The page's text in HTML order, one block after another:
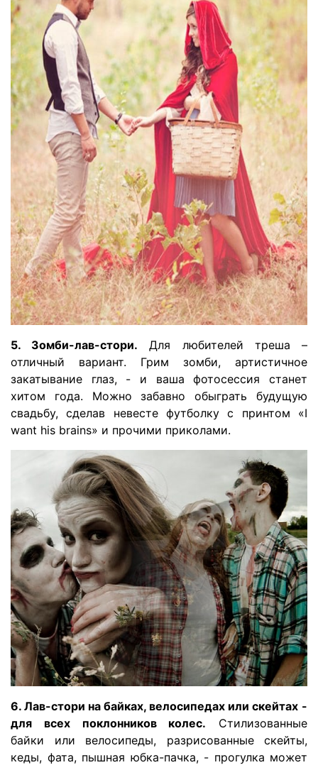
5. Зомби-лав-стори. Для любителей треша –
отличный вариант. Грим зомби, артистичное
закатывание глаз, - и ваша фотосессия станет
хитом года. Можно забавно обыграть будущую
свадьбу, сделав невесте футболку с принтом «I
want his brains» и прочими приколами.
6. Лав-стори на байках, велосипедах или скейтах -
для всех поклонников колес. Стилизованные
байки или велосипеды, разрисованные скейты,
кеды, фата, пышная юбка-пачка, - прогулка может